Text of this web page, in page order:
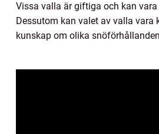
Vissa valla är giftiga och kan
Dessutom kan valet av valla vara
kunskap om olika